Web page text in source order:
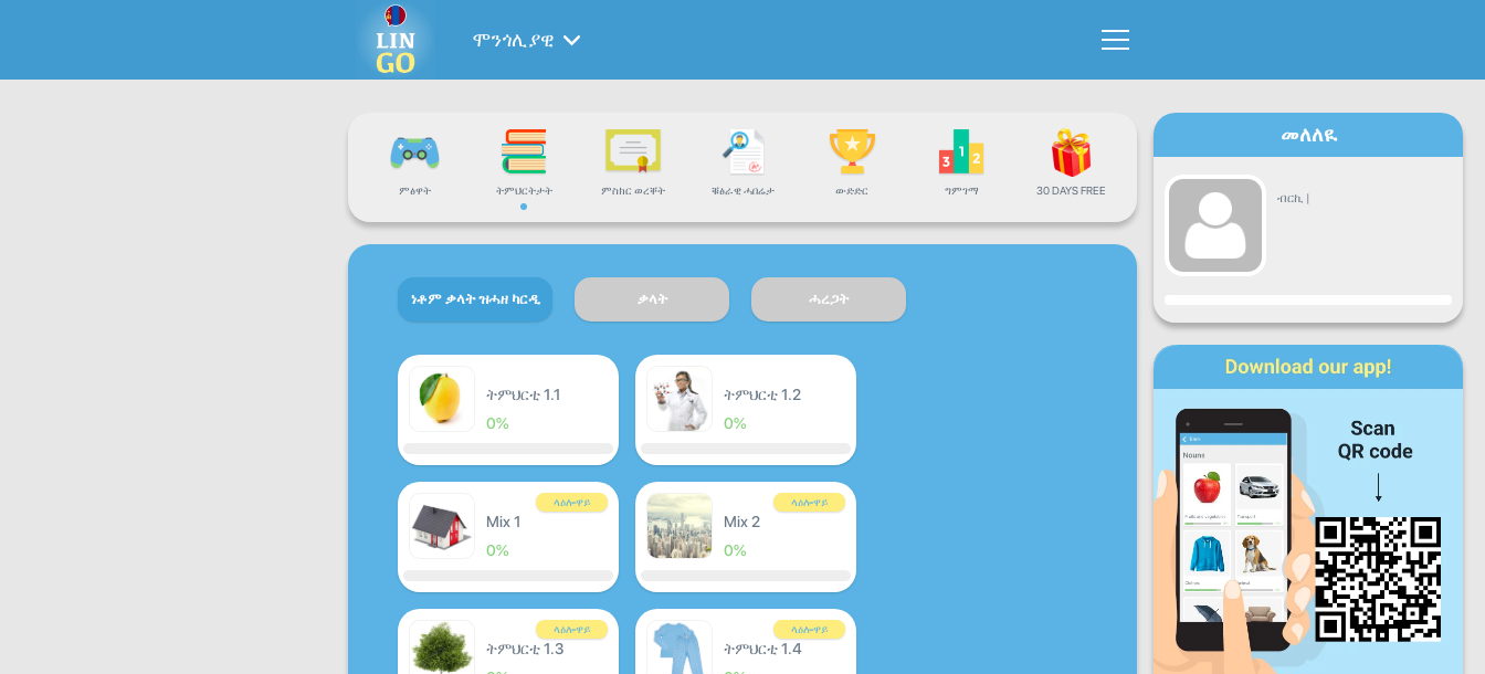
ሞንጎሊያዊ
ምፅዋት ትምህርትታት ምስክር ወረቐት ቑፅራዊ ሓበሬታ ውድድር ግምገማ 30 DAYS FREE
ነቶም ቃላት ዝሓዘ ካርዲ ቃላት ሓረጋት
ትምህርቲ 1.1
0%
ትምህርቲ 1.2
0%
ላዕሎዋይ
Mix 1
0%
ላዕሎዋይ
Mix 2
0%
ላዕሎዋይ
ትምህርቲ 1.3
ላዕሎዋይ
ትምህርቲ 1.4
መለለዪ
ብርኪ |
ዕብየት
ሶኒ ረቡ ሓሙ
ቀዳ ሰን
መዓልታዊ ዕብየት
ወርሓዊ ዕብየት